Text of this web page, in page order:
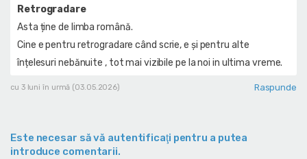
Retrogradare
Asta ține de limba română.
Cine e pentru retrogradare când scrie, e și pentru alte
înțelesuri nebănuite , tot mai vizibile pe la noi in ultima vreme.
cu 3 luni în urmă (03.05.2026) Raspunde
Este necesar să vă autentificaţi pentru a putea
introduce comentarii.